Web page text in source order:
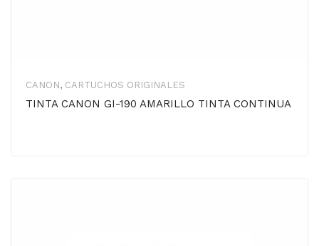
CANON, CARTUCHOS ORIGINALES
TINTA CANON GI-190 AMARILLO TINTA CONTINUA